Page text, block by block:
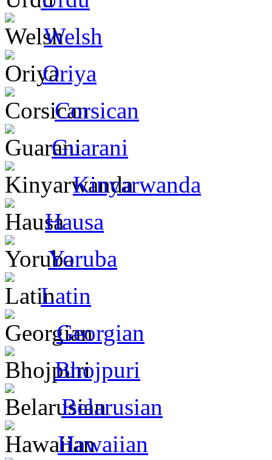
Welsh
Oriya
Corsican
Guarani
Kinyarwanda
Hausa
Yoruba
Latin
Georgian
Bhojpuri
Belarusian
Hawaiian